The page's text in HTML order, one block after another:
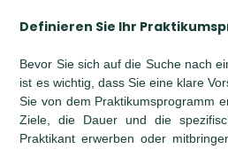
Definieren Sie Ihr
Bevor Sie sich auf die Suche nach
ist es wichtig, dass Sie eine klare
Sie von dem Praktikumsprogramm
Ziele, die Dauer und die
Praktikant erwerben oder